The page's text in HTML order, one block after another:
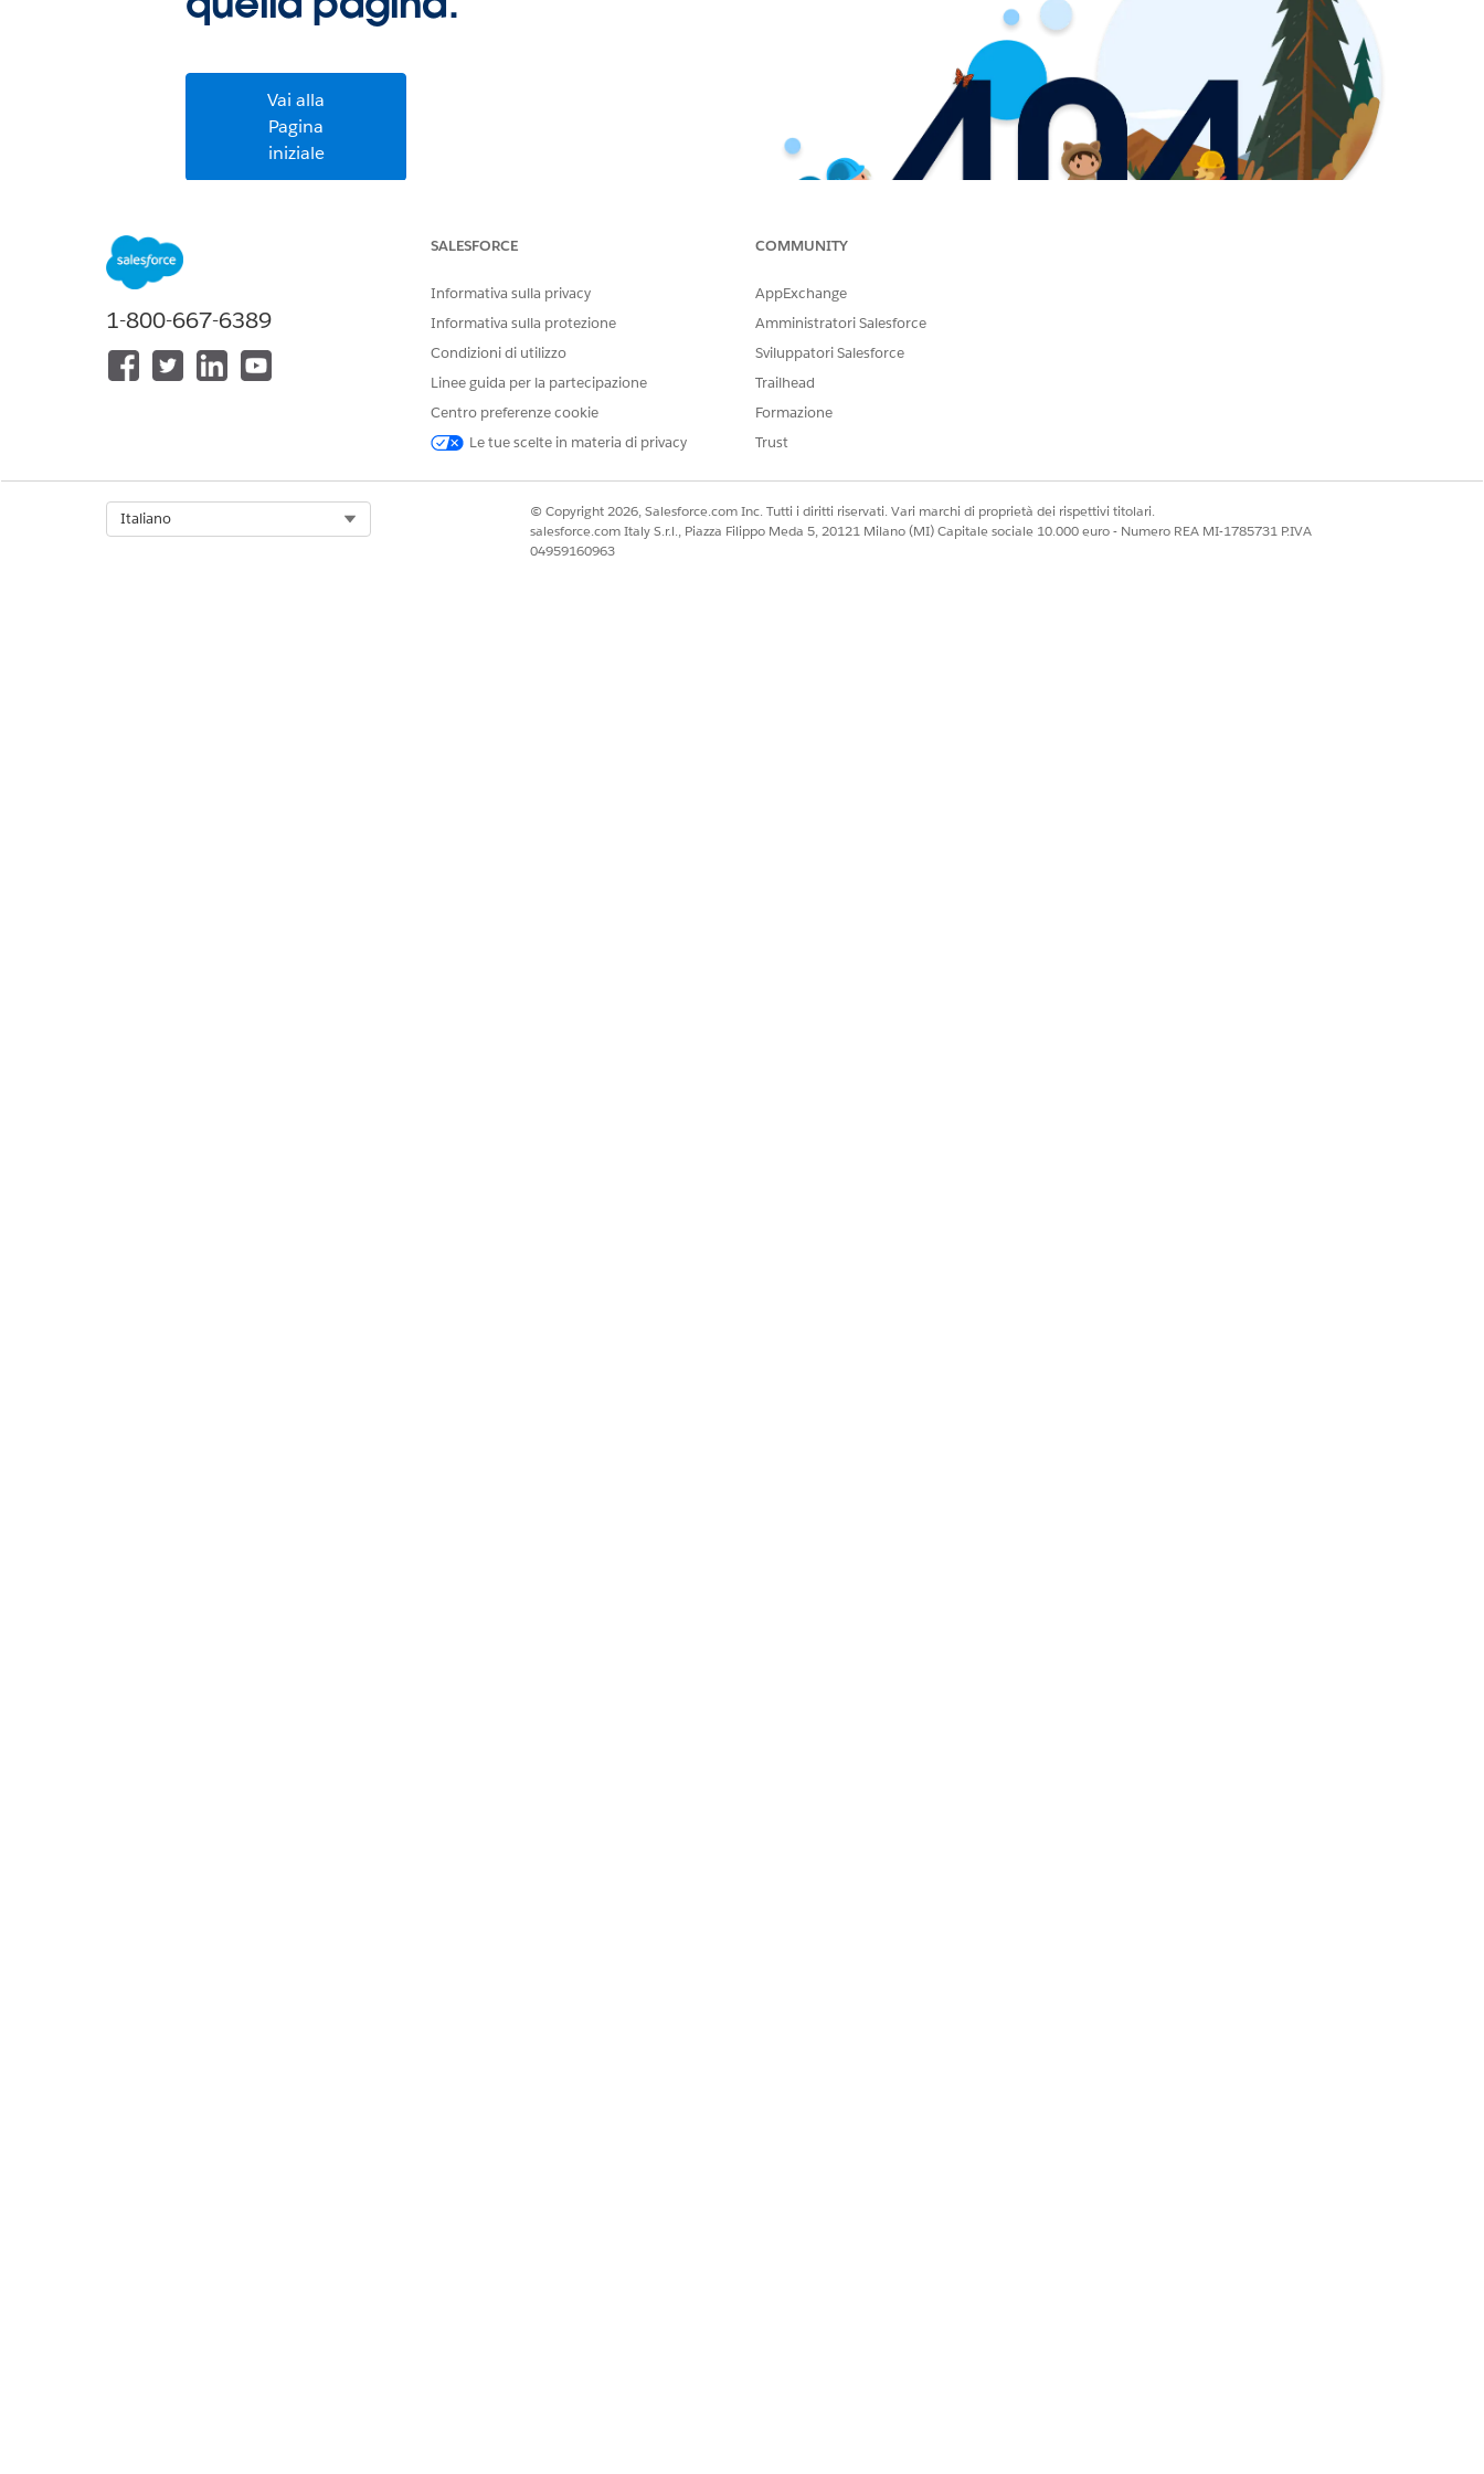
Vai alla
Pagina
iniziale
1-800-667-6389
SALESFORCE
Informativa sulla privacy
Informativa sulla protezione
Condizioni di utilizzo
Linee guida per la partecipazione
Centro preferenze cookie
Le tue scelte in materia di privacy
COMMUNITY
AppExchange
Amministratori Salesforce
Sviluppatori Salesforce
Trailhead
Formazione
Trust
Italiano
© Copyright 2026, Salesforce.com Inc. Tutti i diritti riservati. Vari marchi di proprietà dei rispettivi titolari.
salesforce.com Italy S.r.l., Piazza Filippo Meda 5, 20121 Milano (MI) Capitale sociale 10.000 euro - Numero REA MI-1785731 P.IVA
04959160963